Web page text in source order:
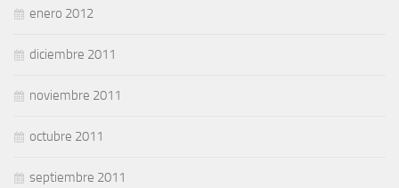
enero 2012
diciembre 2011
noviembre 2011
octubre 2011
septiembre 2011